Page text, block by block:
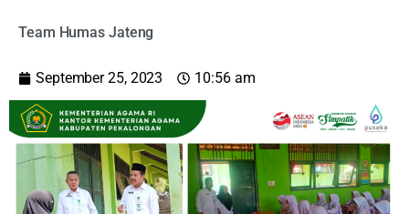
Team Humas Jateng
September 25, 2023 10:56 am